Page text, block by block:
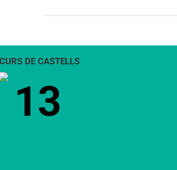
DE CASTELLS
13